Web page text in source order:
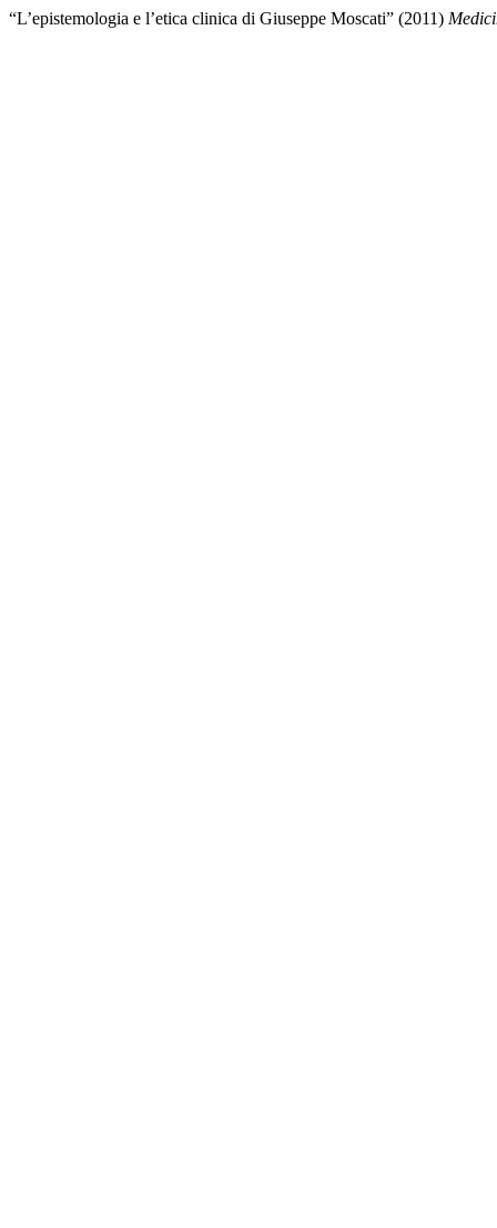
“L’epistemologia e l’etica clinica di Giuseppe Moscati” (2011)